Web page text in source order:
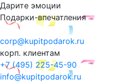
Дарите эмоции
Подарки-впечатления
corp@kupitpodarok.ru
корп. клиентам
+7 (495) 225-45-90
info@kupitpodarok.ru